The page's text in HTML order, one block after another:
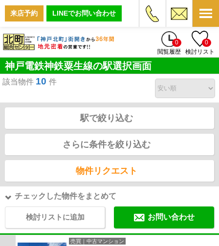
来店予約 LINEでお問い合わせ
0
閲覧履歴
0
検討リスト
神戸電鉄神鉄粟生線の駅選択画面
該当物件 10 件
駅で絞り込む
さらに条件を絞り込む
物件リクエスト
チェックした物件をまとめて
検討リストに追加 お問い合わせ
売買｜中古マンション